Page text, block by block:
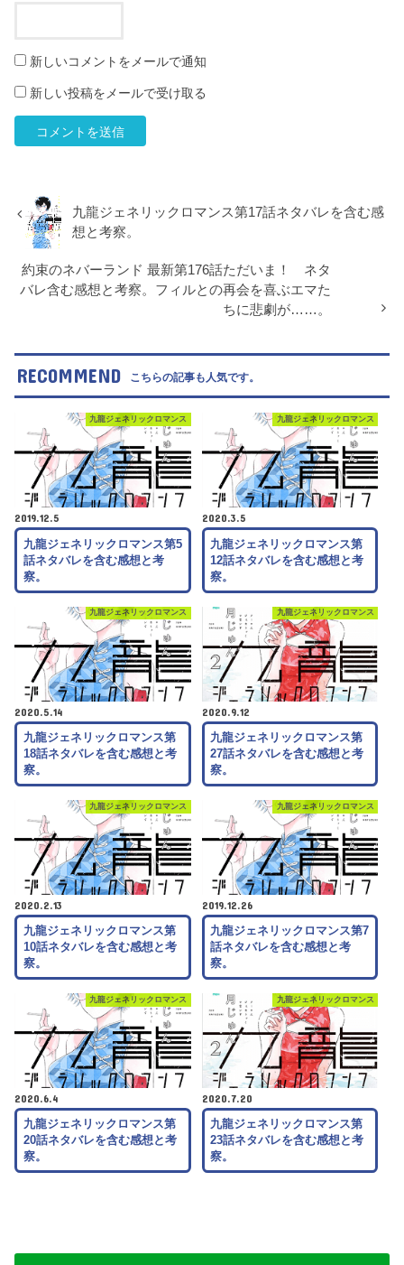
新しいコメントをメールで通知
新しい投稿をメールで受け取る
九龍ジェネリックロマンス第17話ネタバレを含む感
想と考察。
約束のネバーランド 最新第176話ただいま！ ネタ
バレ含む感想と考察。フィルとの再会を喜ぶエマた
ちに悲劇が……。
RECOMMEND こちらの記事も人気です。
九龍ジェネリックロマンス
2019.12.5
九龍ジェネリックロマンス第5
話ネタバレを含む感想と考
察。
九龍ジェネリックロマンス
2020.3.5
九龍ジェネリックロマンス第
12話ネタバレを含む感想と考
察。
九龍ジェネリックロマンス
2020.5.14
九龍ジェネリックロマンス第
18話ネタバレを含む感想と考
察。
九龍ジェネリックロマンス
2020.9.12
九龍ジェネリックロマンス第
27話ネタバレを含む感想と考
察。
九龍ジェネリックロマンス
2020.2.13
九龍ジェネリックロマンス第
10話ネタバレを含む感想と考
察。
九龍ジェネリックロマンス
2019.12.26
九龍ジェネリックロマンス第7
話ネタバレを含む感想と考
察。
九龍ジェネリックロマンス
2020.6.4
九龍ジェネリックロマンス第
20話ネタバレを含む感想と考
察。
九龍ジェネリックロマンス
2020.7.20
九龍ジェネリックロマンス第
23話ネタバレを含む感想と考
察。